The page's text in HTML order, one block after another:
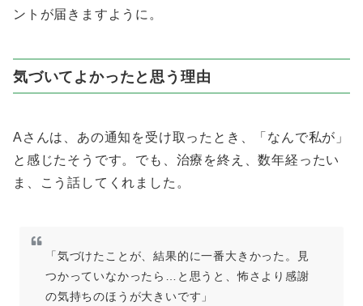
ントが届きますように。
気づいてよかったと思う理由
Aさんは、あの通知を受け取ったとき、「なんで私が」
と感じたそうです。でも、治療を終え、数年経ったい
ま、こう話してくれました。
「気づけたことが、結果的に一番大きかった。見
つかっていなかったら…と思うと、怖さより感謝
の気持ちのほうが大きいです」